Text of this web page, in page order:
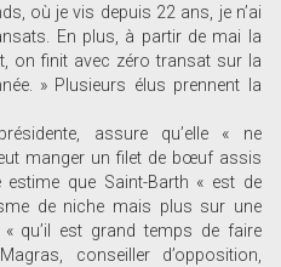
où je vis depuis 22 ans, je n’ai
En plus, à partir de mai la
on finit avec zéro transat sur la
» Plusieurs élus prennent la
assure qu’elle « ne
manger un filet de bœuf assis
que Saint-Barth « est de
de niche mais plus sur une
qu’il est grand temps de faire
conseiller d’opposition,